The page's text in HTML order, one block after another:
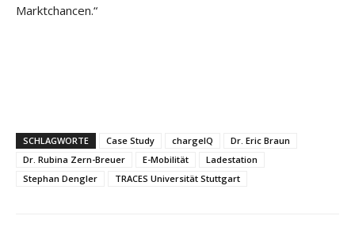
Marktchancen.“
SCHLAGWORTE Case Study chargeIQ
Dr. Eric Braun
Dr. Rubina Zern-Breuer
E-Mobilität
Ladestation
Stephan Dengler
TRACES Universität Stuttgart